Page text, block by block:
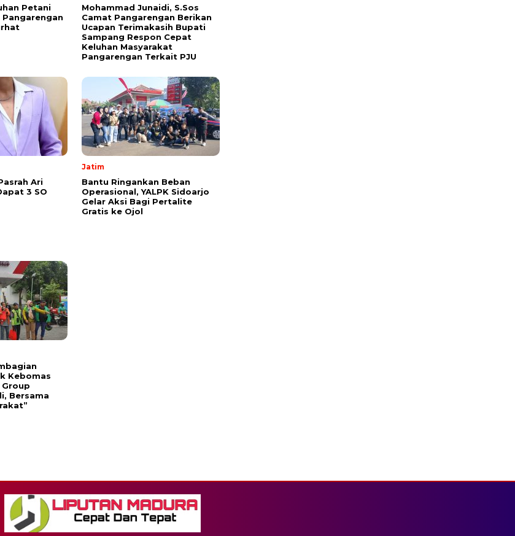
Petani
Mohammad Junaidi, S.Sos
Camat Pangarengan Berikan
Ucapan Terimakasih Bupati
Sampang Respon Cepat
Keluhan Masyarakat
Pangarengan Terkait PJU
Ari
3 SO
Jatim
Bantu Ringankan Beban
Operasional, YALPK Sidoarjo
Gelar Aksi Bagi Pertalite
Gratis ke Ojol
Kebomas
Group
Bersama